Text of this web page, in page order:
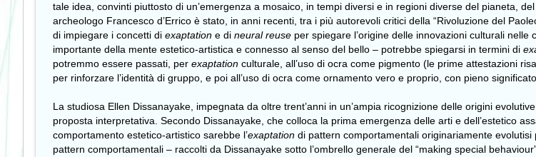
tale idea, convinti piuttosto di un’emergenza a mosaico, in tempi diversi e in regioni diverse del pianeta,
archeologo Francesco d’Errico è stato, in anni recenti, tra i più autorevoli critici della “Rivoluzione del
di impiegare i concetti di exaptation e di neural reuse per spiegare l’origine delle innovazioni culturali
importante della mente estetico-artistica e connesso al senso del bello – potrebbe spiegarsi in termini di
potremmo essere passati, per exaptation culturale, all’uso di ocra come pigmento (le prime attestazioni
per rinforzare l’identità di gruppo, e poi all’uso di ocra come ornamento vero e proprio, con pieno
La studiosa Ellen Dissanayake, impegnata da oltre trent’anni in un’ampia ricognizione delle origini
proposta interpretativa. Secondo Dissanayake, che colloca la prima emergenza delle arti e dell’estetico
comportamento estetico-artistico sarebbe l’exaptation di pattern comportamentali originariamente
pattern comportamentali – raccolti da Dissanayake sotto l’ombrello generale del “making special